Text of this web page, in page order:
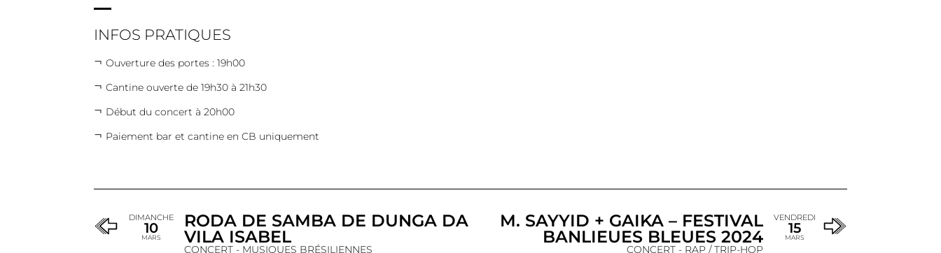
INFOS PRATIQUES
Ouverture des portes : 19h00
Cantine ouverte de 19h30 à 21h30
Début du concert à 20h00
Paiement bar et cantine en CB uniquement
DIMANCHE
10
MARS
RODA DE SAMBA DE DUNGA DA
VILA ISABEL
CONCERT - MUSIQUES BRÉSILIENNES
M. SAYYID + GAIKA – FESTIVAL
BANLIEUES BLEUES 2024
CONCERT - RAP / TRIP-HOP
VENDREDI
15
MARS